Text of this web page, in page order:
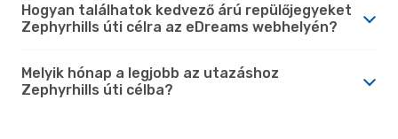
Hogyan találhatok kedvező árú repülőjegyeket
Zephyrhills úti célra az eDreams webhelyén?
Melyik hónap a legjobb az utazáshoz
Zephyrhills úti célba?